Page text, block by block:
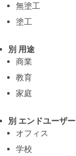
無塗工
塗工
別 用途
商業
教育
家庭
別 エンドユーザー
オフィス
学校